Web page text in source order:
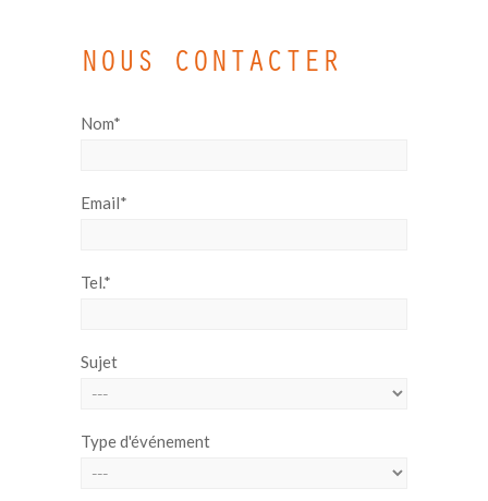
NOUS CONTACTER
Nom*
Email*
Tel.*
Sujet
Type d'événement